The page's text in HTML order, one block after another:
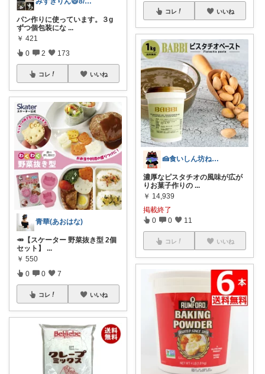
パン作りに使っています。３g
ずつ個包装にな ...
￥ 421
0 2 173
コレ いいね
青華(あおはな)
🥕【スケーター 野菜抜き型 2個
セット】 ...
￥ 550
0 0 7
コレ いいね
コレ いいね
🍰食いしん坊ねっこ🍩毎日タロット占い
濃厚なピスタチオの風味が広が
りお菓子作りの ...
￥ 14,939
掲載終了
0 0 11
コレ いいね